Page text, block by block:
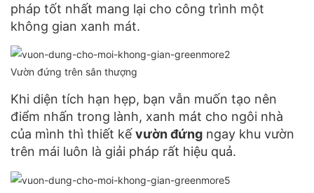
pháp tốt nhất mang lại cho công trình một
không gian xanh mát.
Vườn đứng trên sân thượng
Khi diện tích hạn hẹp, bạn vẫn muốn tạo nên
điểm nhấn trong lành, xanh mát cho ngôi nhà
của mình thì thiết kế vườn đứng ngay khu vườn
trên mái luôn là giải pháp rất hiệu quả.